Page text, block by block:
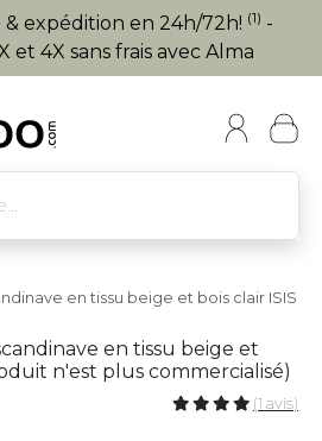
& expédition en 24h/72h! (1) -
et 4X sans frais avec Alma
en tissu beige et bois clair ISIS
en tissu beige et
n'est plus commercialisé)
(1 avis)